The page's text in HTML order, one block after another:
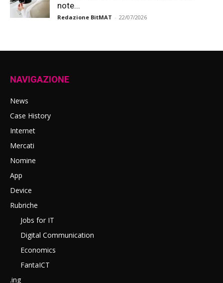
note...
Redazione BitMAT - 22/07/2026
NAVIGAZIONE
News
Case History
Internet
Mercati
Nomine
App
Device
Rubriche
Jobs for IT
Digital Communication
Economics
FantaICT
.ing